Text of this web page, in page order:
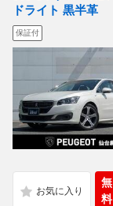
ドライト 黒半革
保証付
無
料